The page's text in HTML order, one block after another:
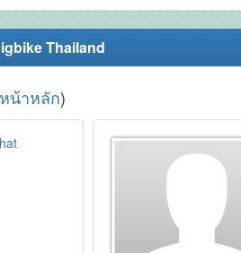
Thailand
น้าหลัก)